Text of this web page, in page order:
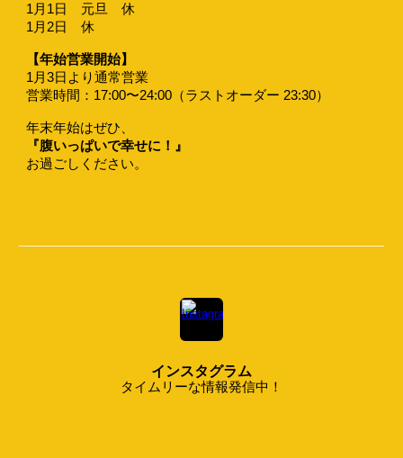
1月1日 元旦 休
1月2日 休
【年始営業開始】
1月3日より通常営業
営業時間：17:00〜24:00（ラストオーダー 23:30）
年末年始はぜひ、
『腹いっぱいで幸せに！』
お過ごしください。
インスタグラム
タイムリーな情報発信中！